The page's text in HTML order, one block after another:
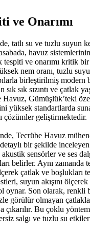
ve Onarımı
tatlı su ve tuzlu suyun
havuz sistemlerinin
ve onarımı kritik
nem oranı, tuzlu
birleştirilmiş modern
sık sızıntı ve çatlak
Havuz, Gümüşlük’teki
yüksek standartlarda
çözümler geliştirmektedir.
Tecrübe Havuz
bir şekilde
sensörler ve ses
belirler. Aynı zamanda
çatlak ve boşlukları
suyun akışını
oynar. Son olarak, renkli
görülür olmayan çatlaklar
çıkarılır. Bu çoklu
salgı ve tuzlu su